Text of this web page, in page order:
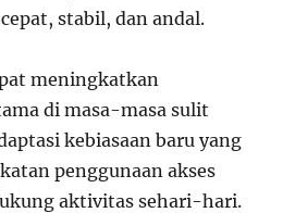
stabil, dan andal.
meningkatkan
di masa-masa sulit
kebiasaan baru yang
penggunaan akses
aktivitas sehari-hari.